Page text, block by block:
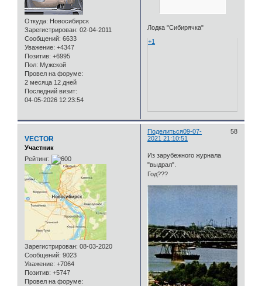
Откуда: Новосибирск
Зарегистрирован: 02-04-2011
Сообщений: 6633
Уважение: +4347
Позитив: +6995
Пол: Мужской
Провел на форуме:
2 месяца 12 дней
Последний визит:
04-05-2026 12:23:54
Лодка "Сибирячка"
+1
Поделиться 58
09-07-
2021 21:10:51
VECTOR
Участник
Рейтинг:
Зарегистрирован: 08-03-2020
Сообщений: 9023
Уважение: +7064
Позитив: +5747
Провел на форуме:
Из зарубежного журнала
"выдрал".
Год???